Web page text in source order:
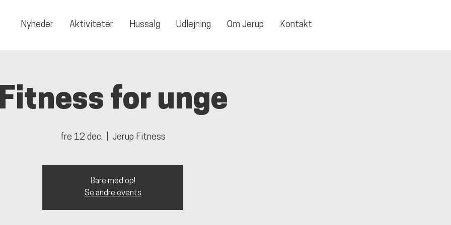
Nyheder Aktiviteter Hussalg Udlejning Om Jerup Kontakt
Fitness for unge
fre 12 dec. Jerup Fitness
Bare mød op!
Se andre events